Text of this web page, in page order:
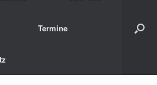
Termine